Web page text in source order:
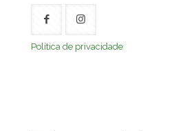
Política de privacidade